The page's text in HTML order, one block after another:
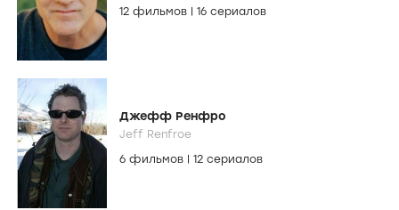
12 фильмов
16 сериалов
Джефф Ренфро
Jeff Renfroe
6 фильмов
12 сериалов